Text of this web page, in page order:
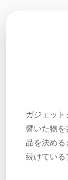
ガジェッ
響いた物を
品を決める
続けている